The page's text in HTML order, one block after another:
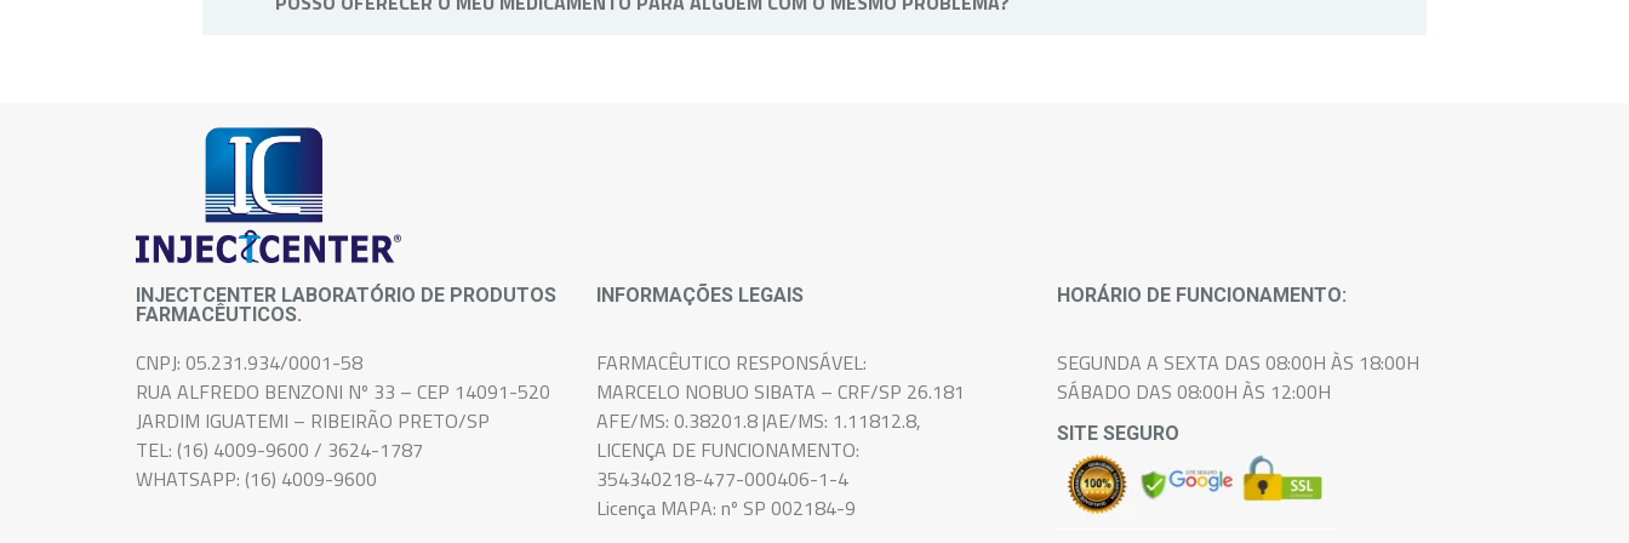
INJECTCENTER LABORATÓRIO DE PRODUTOS
FARMACÊUTICOS.
INFORMAÇÕES LEGAIS HORÁRIO DE FUNCIONAMENTO:
CNPJ: 05.231.934/0001-58
RUA ALFREDO BENZONI Nº 33 – CEP 14091-520
JARDIM IGUATEMI – RIBEIRÃO PRETO/SP
TEL: (16) 4009-9600 / 3624-1787
WHATSAPP: (16) 4009-9600
FARMACÊUTICO RESPONSÁVEL:
MARCELO NOBUO SIBATA – CRF/SP 26.181
AFE/MS: 0.38201.8 |AE/MS: 1.11812.8,
LICENÇA DE FUNCIONAMENTO:
354340218-477-000406-1-4
Licença MAPA: nº SP 002184-9
SEGUNDA A SEXTA DAS 08:00H ÀS 18:00H
SÁBADO DAS 08:00H ÀS 12:00H
SITE SEGURO